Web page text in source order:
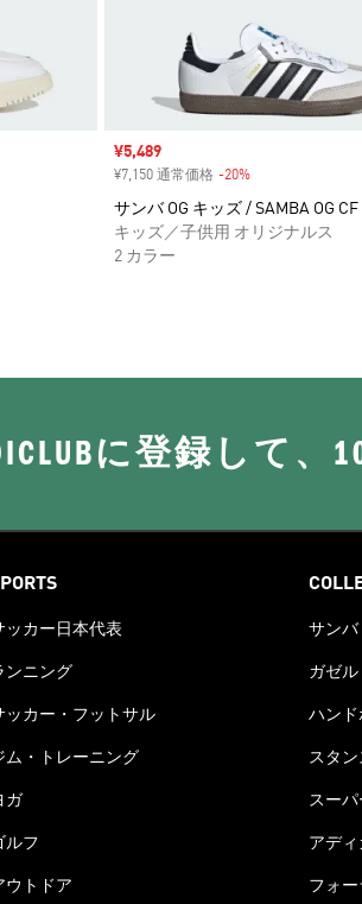
セール価格
¥5,489
¥7,150 通常価格 -20%割引
サンバ OG キッズ / SAMBA OG CF
キッズ／子供用 オリジナルス
2 カラー
に登録して、
ッカー日本代表
ンニング
ッカー・フットサル
ム・トレーニング
ガ
ルフ
ウトドア
サンバ
ガゼル
ハンド
スタン
スーパ
アディ
フォー